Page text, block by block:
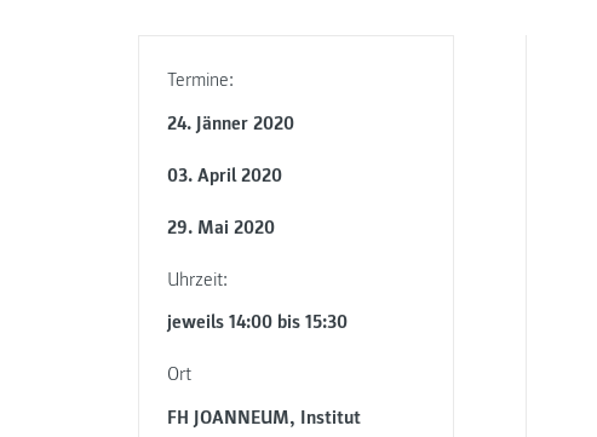
Termine:
24. Jänner 2020
03. April 2020
29. Mai 2020
Uhrzeit:
jeweils 14:00 bis 15:30
Ort
FH JOANNEUM, Institut